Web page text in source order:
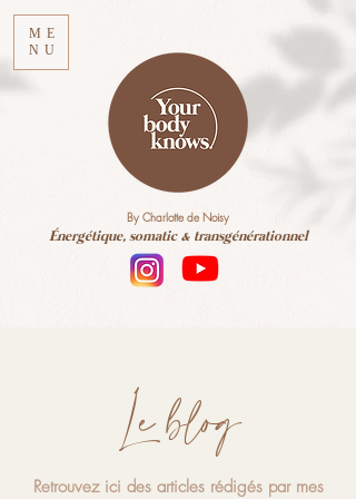
ME
NU
By Charlotte de Noisy
Énergétique, somatic & transgénérationnel
Le blog
Retrouvez ici des articles rédigés par mes